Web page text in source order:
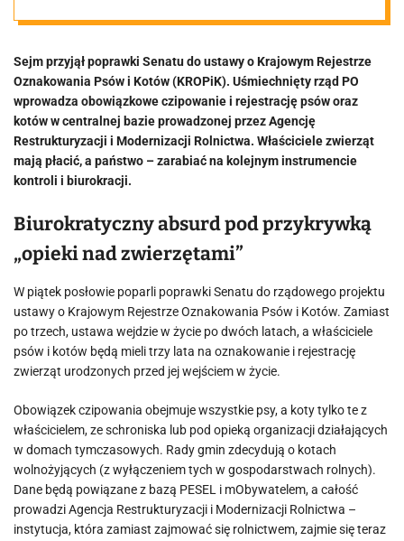
wstęp do
nowych
podatków?
Wszystko w
rękach
prezydenta
Nawrockiego
Sejm przyjął poprawki Senatu do ustawy o Krajowym Rejestrze
Oznakowania Psów i Kotów (KROPiK). Uśmiechnięty rząd PO
wprowadza obowiązkowe czipowanie i rejestrację psów oraz
kotów w centralnej bazie prowadzonej przez Agencję
Restrukturyzacji i Modernizacji Rolnictwa. Właściciele zwierząt
mają płacić, a państwo – zarabiać na kolejnym instrumencie
kontroli i biurokracji.
Biurokratyczny absurd pod przykrywką
„opieki nad zwierzętami”
W piątek posłowie poparli poprawki Senatu do rządowego projektu
ustawy o Krajowym Rejestrze Oznakowania Psów i Kotów. Zamiast
po trzech, ustawa wejdzie w życie po dwóch latach, a właściciele
psów i kotów będą mieli trzy lata na oznakowanie i rejestrację
zwierząt urodzonych przed jej wejściem w życie.
Obowiązek czipowania obejmuje wszystkie psy, a koty tylko te z
właścicielem, ze schroniska lub pod opieką organizacji działających
w domach tymczasowych. Rady gmin zdecydują o kotach
wolnożyjących (z wyłączeniem tych w gospodarstwach rolnych).
Dane będą powiązane z bazą PESEL i mObywatelem, a całość
prowadzi Agencja Restrukturyzacji i Modernizacji Rolnictwa –
instytucja, która zamiast zajmować się rolnictwem, zajmie się teraz